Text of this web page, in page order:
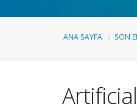
ANA SAYFA SON